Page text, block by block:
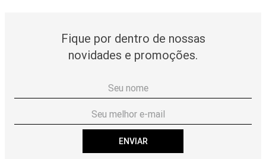
Fique por dentro de nossas
novidades e promoções.
ENVIAR